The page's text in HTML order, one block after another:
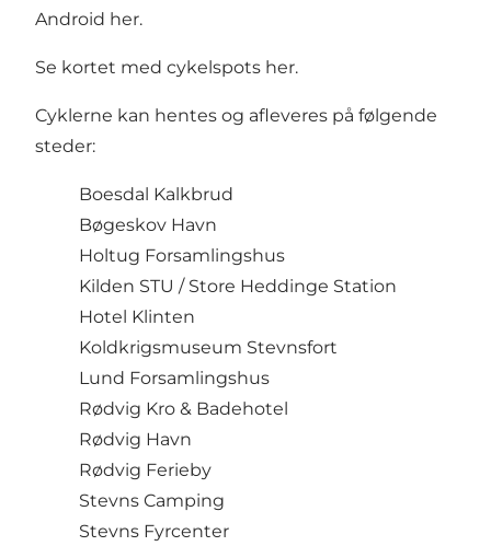
Android her.
Se kortet med cykelspots her.
Cyklerne kan hentes og afleveres på følgende
steder:
Boesdal Kalkbrud
Bøgeskov Havn
Holtug Forsamlingshus
Kilden STU / Store Heddinge Station
Hotel Klinten
Koldkrigsmuseum Stevnsfort
Lund Forsamlingshus
Rødvig Kro & Badehotel
Rødvig Havn
Rødvig Ferieby
Stevns Camping
Stevns Fyrcenter